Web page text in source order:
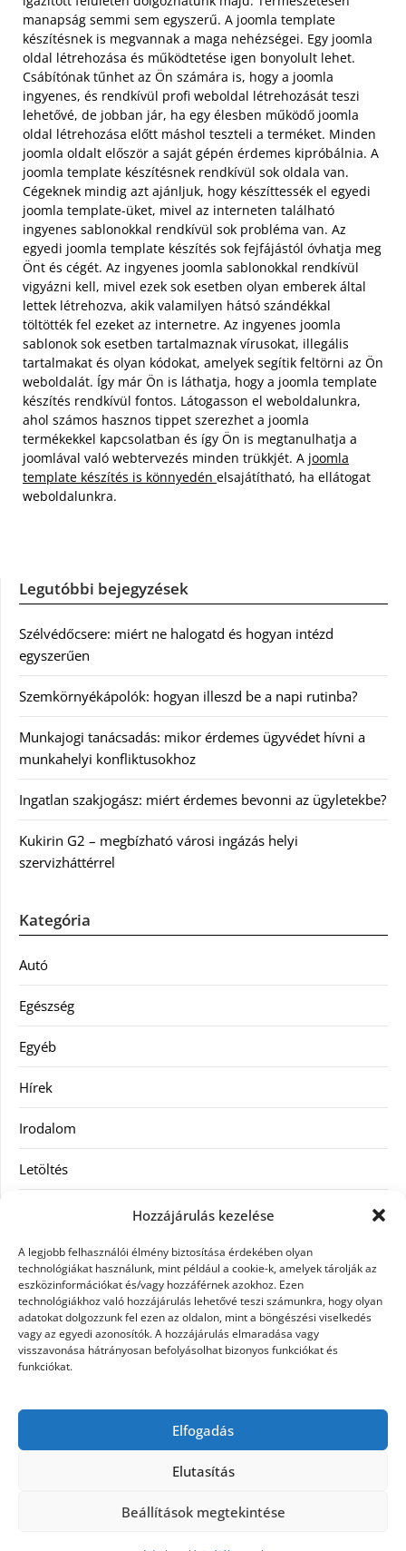
Hozzájárulás kezelése
A legjobb felhasználói élmény biztosítása érdekében olyan
technológiákat használunk, mint például a cookie-k, amelyek tárolják az
eszközinformációkat és/vagy hozzáférnek azokhoz. Ezen
technológiákhoz való hozzájárulás lehetővé teszi számunkra, hogy olyan
adatokat dolgozzunk fel ezen az oldalon, mint a böngészési viselkedés
vagy az egyedi azonosítók. A hozzájárulás elmaradása vagy
visszavonása hátrányosan befolyásolhat bizonyos funkciókat és
funkciókat.
Elfogadás
Elutasítás
Beállítások megtekintése
manapság semmi sem egyszerű. A joomla template
készítésnek is megvannak a maga nehézségei. Egy joomla
oldal létrehozása és működtetése igen bonyolult lehet.
Csábítónak tűnhet az Ön számára is, hogy a joomla
ingyenes, és rendkívül profi weboldal létrehozását teszi
lehetővé, de jobban jár, ha egy élesben működő joomla
oldal létrehozása előtt máshol teszteli a terméket. Minden
joomla oldalt először a saját gépén érdemes kipróbálnia. A
joomla template készítésnek rendkívül sok oldala van.
Cégeknek mindig azt ajánljuk, hogy készíttessék el egyedi
joomla template-üket, mivel az interneten található
ingyenes sablonokkal rendkívül sok probléma van. Az
egyedi joomla template készítés sok fejfájástól óvhatja meg
Önt és cégét. Az ingyenes joomla sablonokkal rendkívül
vigyázni kell, mivel ezek sok esetben olyan emberek által
lettek létrehozva, akik valamilyen hátsó szándékkal
töltötték fel ezeket az internetre. Az ingyenes joomla
sablonok sok esetben tartalmaznak vírusokat, illegális
tartalmakat és olyan kódokat, amelyek segítik feltörni az Ön
weboldalát. Így már Ön is láthatja, hogy a joomla template
készítés rendkívül fontos. Látogasson el weboldalunkra,
ahol számos hasznos tippet szerezhet a joomla
termékekkel kapcsolatban és így Ön is megtanulhatja a
joomlával való webtervezés minden trükkjét. A joomla
template készítés is könnyedén elsajátítható, ha ellátogat
weboldalunkra.
Legutóbbi bejegyzések
Szélvédőcsere: miért ne halogatd és hogyan intézd
egyszerűen
Szemkörnyékápolók: hogyan illeszd be a napi rutinba?
Munkajogi tanácsadás: mikor érdemes ügyvédet hívni a
munkahelyi konfliktusokhoz
Ingatlan szakjogász: miért érdemes bevonni az ügyletekbe?
Kukirin G2 – megbízható városi ingázás helyi
szervizháttérrel
Kategória
Autó
Egészség
Egyéb
Hírek
Irodalom
Letöltés
SEO
Szolgáltatás
Szórakozás
Táskák
Vásárlás-Eladás
Webáruház